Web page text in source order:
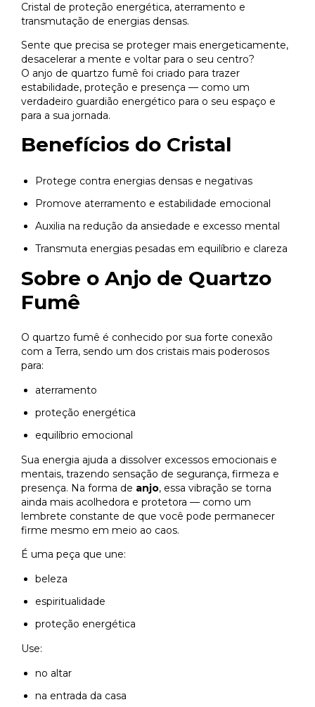
Cristal de proteção energética, aterramento e
transmutação de energias densas.
Sente que precisa se proteger mais energeticamente,
desacelerar a mente e voltar para o seu centro?
O anjo de quartzo fumê foi criado para trazer
estabilidade, proteção e presença — como um
verdadeiro guardião energético para o seu espaço e
para a sua jornada.
Benefícios do Cristal
Protege contra energias densas e negativas
Promove aterramento e estabilidade emocional
Auxilia na redução da ansiedade e excesso mental
Transmuta energias pesadas em equilíbrio e clareza
Sobre o Anjo de Quartzo
Fumê
O quartzo fumê é conhecido por sua forte conexão
com a Terra, sendo um dos cristais mais poderosos
para:
aterramento
proteção energética
equilíbrio emocional
Sua energia ajuda a dissolver excessos emocionais e
mentais, trazendo sensação de segurança, firmeza e
presença. Na forma de anjo, essa vibração se torna
ainda mais acolhedora e protetora — como um
lembrete constante de que você pode permanecer
firme mesmo em meio ao caos.
É uma peça que une:
beleza
espiritualidade
proteção energética
Use:
no altar
na entrada da casa